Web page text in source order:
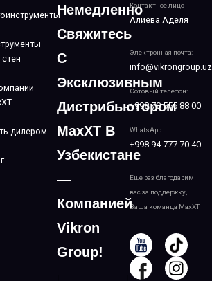
Контактное лицо
Алиева Аделя
Электронная почта:
info@vikrongroup.uz
Сотовый телефон:
+998 78 555 88 00
WhatsApp:
+998 94 777 70 40
Еще раз благодарим
вас за поддержку,
Ваша команда MaxXT
дилером
Немедленно
Свяжитесь
С
Эксклюзивным
Дистрибьютором
MaxXT В
Узбекистане
—
Компанией
Vikron
Group!